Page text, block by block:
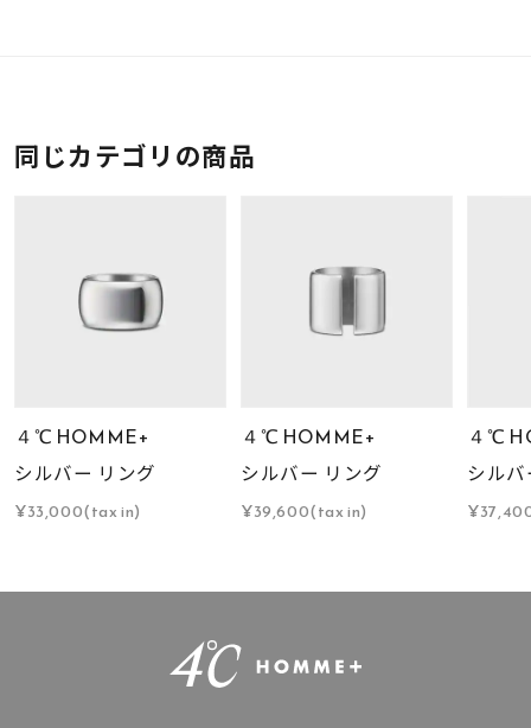
同じカテゴリの商品
４℃ HOMME+
シルバー リング
¥33,000(tax in)
４℃ HOMME+
シルバー リング
¥39,600(tax in)
４℃
シル